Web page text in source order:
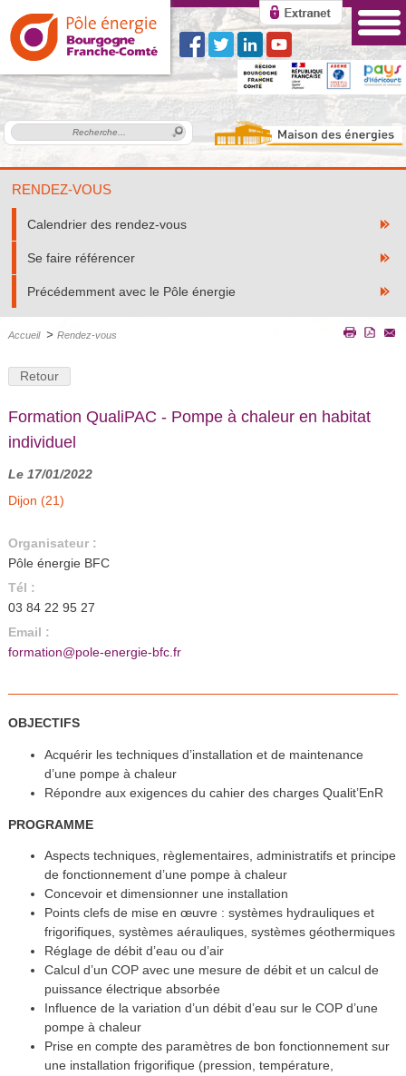
RENDEZ-VOUS
Calendrier des rendez-vous
Se faire référencer
Précédemment avec le Pôle énergie
Accueil > Rendez-vous
Retour
Formation QualiPAC - Pompe à chaleur en habitat
individuel
Le 17/01/2022
Dijon (21)
Organisateur :
Pôle énergie BFC
Tél :
03 84 22 95 27
Email :
formation@pole-energie-bfc.fr
OBJECTIFS
Acquérir les techniques d’installation et de maintenance
d’une pompe à chaleur
Répondre aux exigences du cahier des charges Qualit’EnR
PROGRAMME
Aspects techniques, règlementaires, administratifs et principe
de fonctionnement d’une pompe à chaleur
Concevoir et dimensionner une installation
Points clefs de mise en œuvre : systèmes hydrauliques et
frigorifiques, systèmes aérauliques, systèmes géothermiques
Réglage de débit d’eau ou d’air
Calcul d’un COP avec une mesure de débit et un calcul de
puissance électrique absorbée
Influence de la variation d’un débit d’eau sur le COP d’une
pompe à chaleur
Prise en compte des paramètres de bon fonctionnement sur
une installation frigorifique (pression, température,